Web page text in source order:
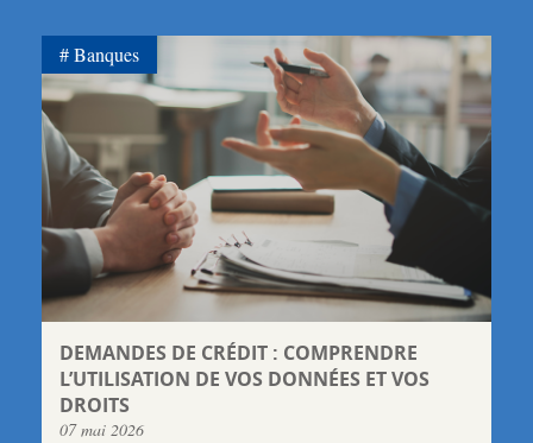
DEMANDES DE CRÉDIT : COMPRENDRE
L’UTILISATION DE VOS DONNÉES ET VOS
DROITS
07 mai 2026
Banques